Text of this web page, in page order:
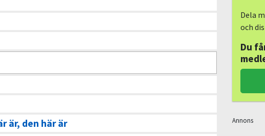
är, den här är
Dela
och
Du
Annons